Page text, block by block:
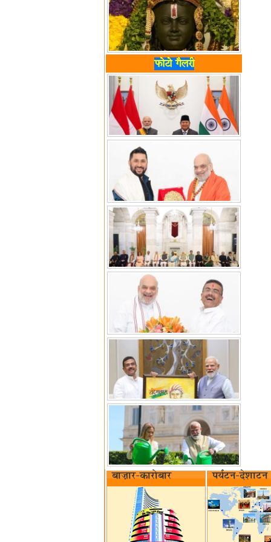
फोटो गैलरी
बाज़ार-कारोबार पर्यटन-देशाटन